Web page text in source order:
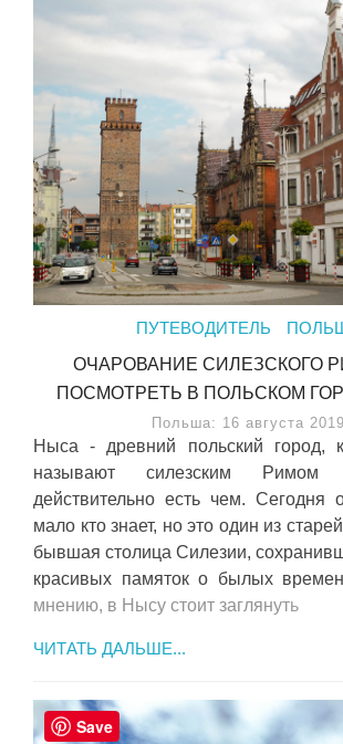
ПУТЕВОДИТЕЛЬ
ОЧАРОВАНИЕ СИЛЕЗСКОГО
ПОСМОТРЕТЬ В ПОЛЬСКОМ
Польша: 16 августа 2019
Ныса - древний польский город,
называют силезским Римом
действительно есть чем. Сегодня
мало кто знает, но это один из
бывшая столица Силезии,
красивых памяток о былых
мнению, в Нысу стоит заглянуть
ЧИТАТЬ ДАЛЬШЕ...
Save